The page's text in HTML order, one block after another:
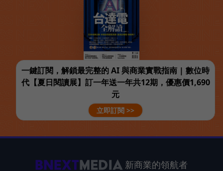
一鍵訂閱，解鎖最完整的 AI 與商業實戰指南 | 數位時
代【夏日閱讀展】訂一年送一年共12期，優惠價1,690
元
立即訂閱 >>
新商業的領航者